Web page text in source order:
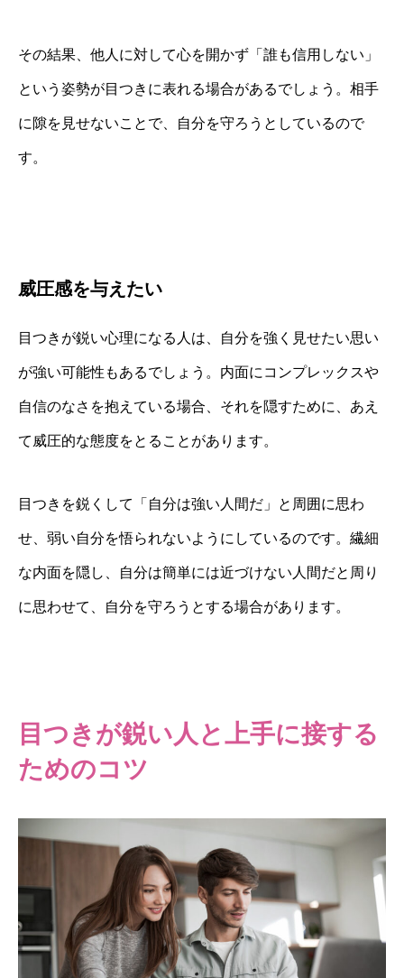
その結果、他人に対して心を開かず「誰も信用しない」
という姿勢が目つきに表れる場合があるでしょう。相手
に隙を見せないことで、自分を守ろうとしているので
す。
威圧感を与えたい
目つきが鋭い心理になる人は、自分を強く見せたい思い
が強い可能性もあるでしょう。内面にコンプレックスや
自信のなさを抱えている場合、それを隠すために、あえ
て威圧的な態度をとることがあります。
目つきを鋭くして「自分は強い人間だ」と周囲に思わ
せ、弱い自分を悟られないようにしているのです。繊細
な内面を隠し、自分は簡単には近づけない人間だと周り
に思わせて、自分を守ろうとする場合があります。
目つきが鋭い人と上手に接する
ためのコツ